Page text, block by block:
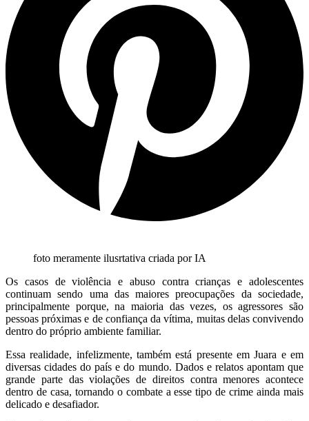
foto meramente ilusrtativa criada por IA
Os casos de violência e abuso contra crianças e adolescentes
continuam sendo uma das maiores preocupações da sociedade,
principalmente porque, na maioria das vezes, os agressores são
pessoas próximas e de confiança da vítima, muitas delas convivendo
dentro do próprio ambiente familiar.
Essa realidade, infelizmente, também está presente em Juara e em
diversas cidades do país e do mundo. Dados e relatos apontam que
grande parte das violações de direitos contra menores acontece
dentro de casa, tornando o combate a esse tipo de crime ainda mais
delicado e desafiador.